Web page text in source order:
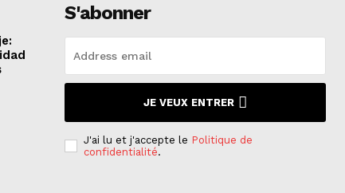
S'abonner
JE VEUX ENTRER
J'ai lu et j'accepte le Politique de
confidentialité.